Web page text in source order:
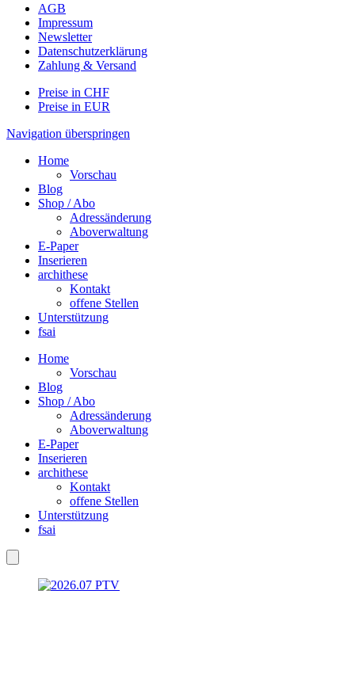
AGB
Impressum
Newsletter
Datenschutzerklärung
Zahlung & Versand
Preise in CHF
Preise in EUR
Navigation überspringen
Home
Vorschau
Blog
Shop / Abo
Adressänderung
Aboverwaltung
E-Paper
Inserieren
archithese
Kontakt
offene Stellen
Unterstützung
fsai
Home
Vorschau
Blog
Shop / Abo
Adressänderung
Aboverwaltung
E-Paper
Inserieren
archithese
Kontakt
offene Stellen
Unterstützung
fsai